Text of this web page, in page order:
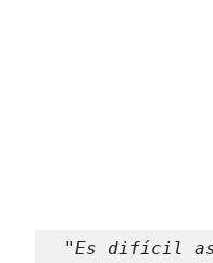
"Es difícil